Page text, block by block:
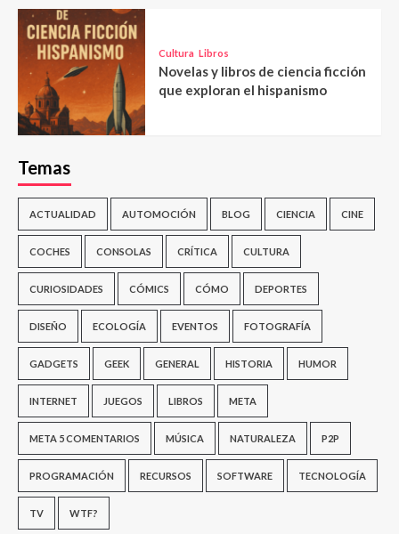
Cultura Libros
Novelas y libros de ciencia ficción
que exploran el hispanismo
Temas
ACTUALIDAD AUTOMOCIÓN BLOG CIENCIA CINE
COCHES CONSOLAS CRÍTICA CULTURA
CURIOSIDADES CÓMICS CÓMO DEPORTES
DISEÑO ECOLOGÍA EVENTOS FOTOGRAFÍA
GADGETS GEEK GENERAL HISTORIA HUMOR
INTERNET JUEGOS LIBROS META
META 5 COMENTARIOS MÚSICA NATURALEZA P2P
PROGRAMACIÓN RECURSOS SOFTWARE TECNOLOGÍA
TV WTF?